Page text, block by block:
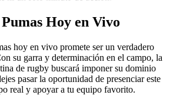
Hoy en Vivo
hoy en vivo promete ser un verdadero
su garra y determinación en el campo, la
de rugby buscará imponer su dominio
pasar la oportunidad de presenciar este
real y apoyar a tu equipo favorito.